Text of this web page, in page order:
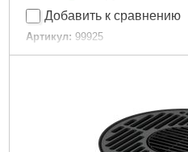
Добавить к сравнению
Артикул: 99925
Код товара: 30.69.12